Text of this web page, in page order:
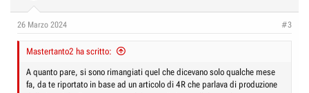
Le Porsche 718 Boxster e Cayman
sono state presentate nel 2016 e sono
del modello e sono state le prime a portare al debutto i motori boxer 4
cilindri turbo, affiancati in un secondo tempo dai redivivi boxer 6 cilindri
aspirati delle versioni GTS, GT4, Spyder, GT4 RS ed RS Spyder."
s
26 Marzo 2024 #3
Mastertanto2 ha scritto:
A quanto pare, si sono rimangiati quel che dicevano solo qualche mese
fa, da te riportato in base ad un articolo di 4R che parlava di produzione